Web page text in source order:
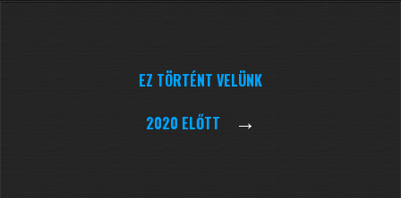
EZ TÖRTÉNT VELÜNK
2020 ELŐTT
→